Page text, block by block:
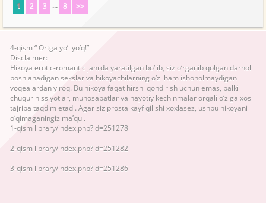
1 2 3 ... 8 >>
4-qism “ Ortga yo’l yo’q!”
Disclaimer:
Hikoya erotic-romantic janrda yaratilgan bo‘lib, siz o‘rganib qolgan darhol
boshlanadigan sekslar va hikoyachilarning o‘zi ham ishonolmaydigan
voqealardan yiroq. Bu hikoya faqat hirsni qondirish uchun emas, balki
chuqur hissiyotlar, munosabatlar va hayotiy kechinmalar orqali o‘ziga xos
tajriba taqdim etadi. Agar siz prosta kayf qilishi xoxlasez, ushbu hikoyani
o‘qimaganingiz ma’qul.
1-qism library/index.php?id=251278
2-qism library/index.php?id=251282
3-qism library/index.php?id=251286